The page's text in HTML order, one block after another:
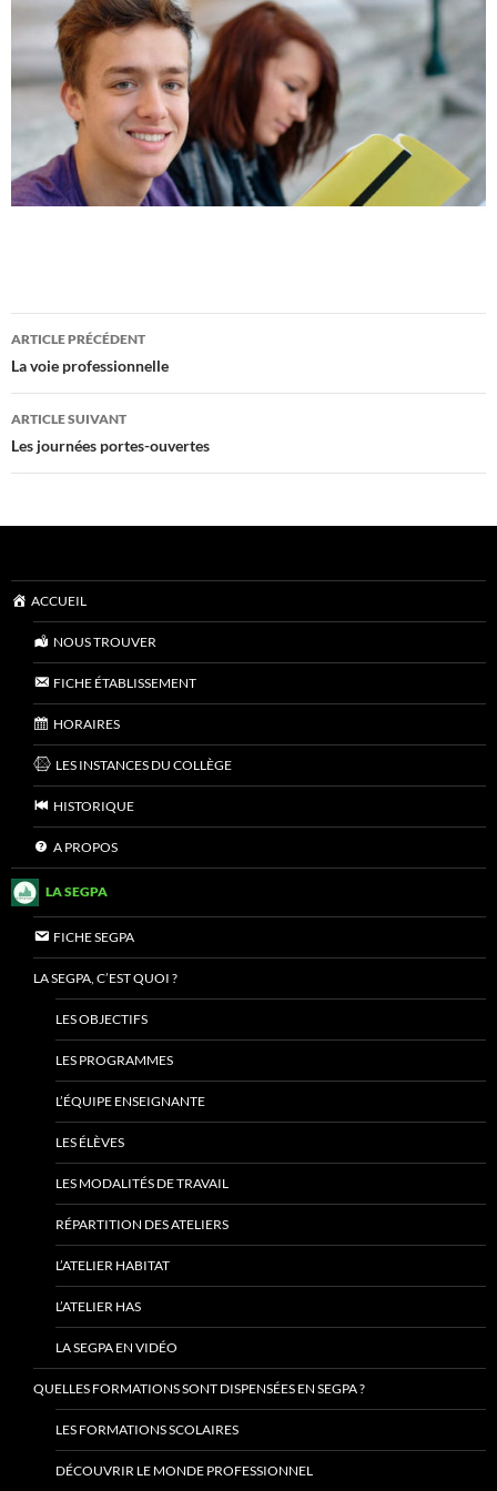
Navigation
des
articles
ARTICLE PRÉCÉDENT
La voie professionnelle
ARTICLE SUIVANT
Les journées portes-ouvertes
ACCUEIL
NOUS TROUVER
FICHE ÉTABLISSEMENT
HORAIRES
LES INSTANCES DU COLLÈGE
HISTORIQUE
A PROPOS
LA SEGPA
FICHE SEGPA
LA SEGPA, C’EST QUOI ?
LES OBJECTIFS
LES PROGRAMMES
L’ÉQUIPE ENSEIGNANTE
LES ÉLÈVES
LES MODALITÉS DE TRAVAIL
RÉPARTITION DES ATELIERS
L’ATELIER HABITAT
L’ATELIER HAS
LA SEGPA EN VIDÉO
QUELLES FORMATIONS SONT DISPENSÉES EN SEGPA ?
LES FORMATIONS SCOLAIRES
DÉCOUVRIR LE MONDE PROFESSIONNEL